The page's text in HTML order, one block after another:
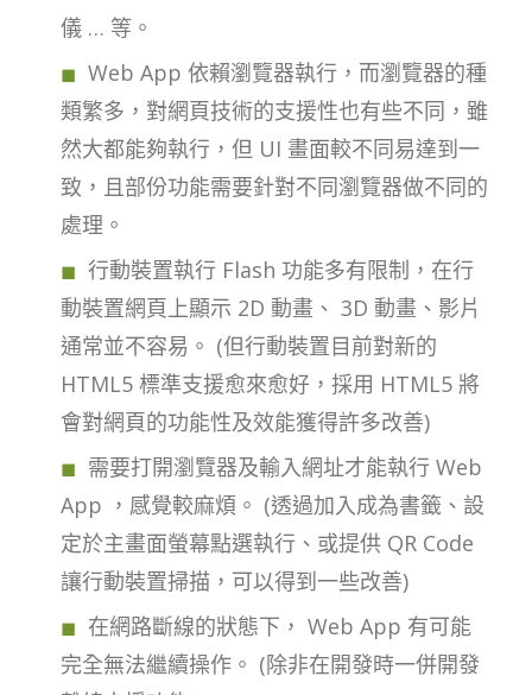
儀 … 等。
Web App 依賴瀏覽器執行，而瀏覽器的種
類繁多，對網頁技術的支援性也有些不同，雖
然大都能夠執行，但 UI 畫面較不同易達到一
致，且部份功能需要針對不同瀏覽器做不同的
處理。
行動裝置執行 Flash 功能多有限制，在行
動裝置網頁上顯示 2D 動畫、 3D 動畫、影片
通常並不容易。 (但行動裝置目前對新的
HTML5 標準支援愈來愈好，採用 HTML5 將
會對網頁的功能性及效能獲得許多改善)
需要打開瀏覽器及輸入網址才能執行 Web
App ，感覺較麻煩。 (透過加入成為書籤、設
定於主畫面螢幕點選執行、或提供 QR Code
讓行動裝置掃描，可以得到一些改善)
在網路斷線的狀態下， Web App 有可能
完全無法繼續操作。 (除非在開發時一併開發